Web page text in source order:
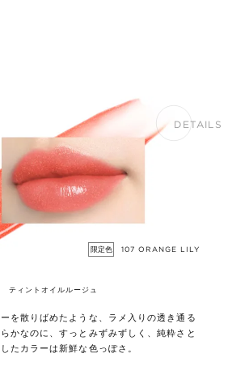
限定色 107 ORANGE LILY
ティントオイルルージュ
を散りばめたような、ラメ入りの透き通る
かなのに、すっとみずみずしく、純粋さと
たカラーは新鮮な色っぽさ。
DETAILS